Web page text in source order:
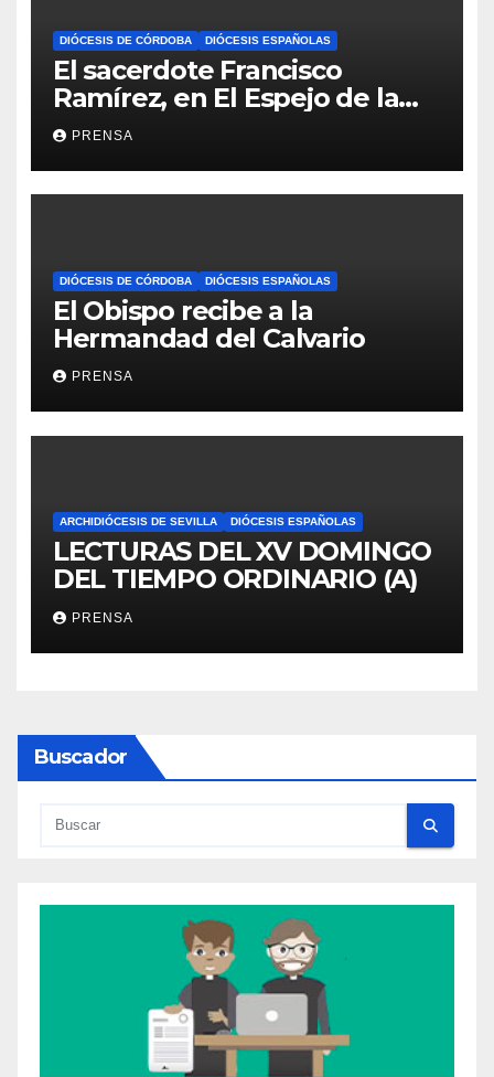
DIÓCESIS DE CÓRDOBA DIÓCESIS ESPAÑOLAS
El sacerdote Francisco
Ramírez, en El Espejo de la
Iglesia
PRENSA
DIÓCESIS DE CÓRDOBA DIÓCESIS ESPAÑOLAS
El Obispo recibe a la
Hermandad del Calvario
PRENSA
ARCHIDIÓCESIS DE SEVILLA DIÓCESIS ESPAÑOLAS
LECTURAS DEL XV DOMINGO
DEL TIEMPO ORDINARIO (A)
PRENSA
Buscador